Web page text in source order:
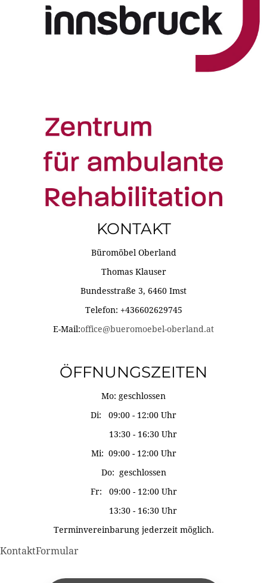
KONTAKT
Büromöbel Oberland
Thomas Klauser
Bundesstraße 3, 6460 Imst
Telefon: +436602629745
E-Mail:office@bueromoebel-oberland.at
ÖFFNUNGSZEITEN
Mo: geschlossen
Di: 09:00 - 12:00 Uhr
13:30 - 16:30 Uhr
Mi: 09:00 - 12:00 Uhr
Do: geschlossen
Fr: 09:00 - 12:00 Uhr
13:30 - 16:30 Uhr
Terminvereinbarung jederzeit möglich.
KontaktFormular